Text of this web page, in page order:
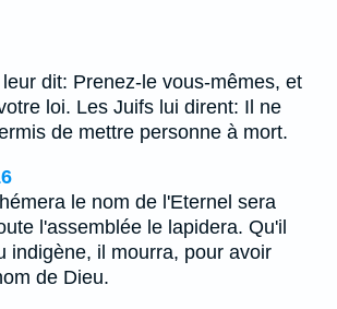
dit: Prenez-le vous-mêmes, et
loi. Les Juifs lui dirent: Il ne
de mettre personne à mort.
le nom de l'Eternel sera
l'assemblée le lapidera. Qu'il
indigène, il mourra, pour avoir
de Dieu.